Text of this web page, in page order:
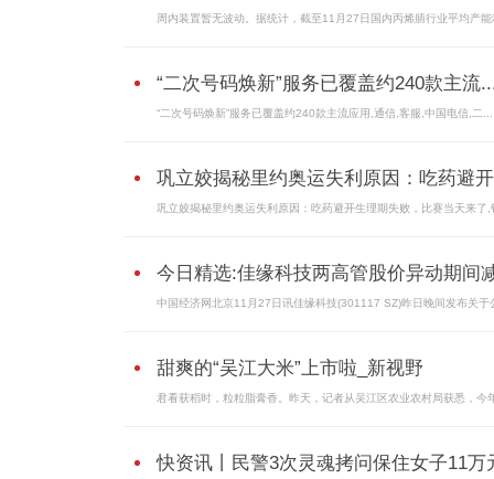
周内装置暂无波动。据统计，截至11月27日国内丙烯腈行业平均产能
“二次号码焕新”服务已覆盖约240款主流
“二次号码焕新”服务已覆盖约240款主流应用,通信,客服,中国电信,二...
巩立姣揭秘里约奥运失利原因：吃药避
巩立姣揭秘里约奥运失利原因：吃药避开生理期失败，比赛当天来了,
今日精选:佳缘科技两高管股价异动期间
中国经济网北京11月27日讯佳缘科技(301117 SZ)昨日晚间发布关于
甜爽的“吴江大米”上市啦_新视野
君看获稻时，粒粒脂膏香。昨天，记者从吴江区农业农村局获悉，今
快资讯丨民警3次灵魂拷问保住女子11万